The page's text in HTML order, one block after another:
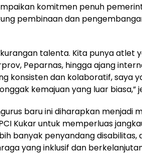
komitmen penuh
pembinaan dan
talenta. Kita punya atlet
Peparnas, hingga ajang
konsisten dan kolaboratif, saya
kemajuan yang luar biasa,”
baru ini diharapkan menjadi
Kukar untuk memperluas
banyak penyandang disabilitas,
yang inklusif dan